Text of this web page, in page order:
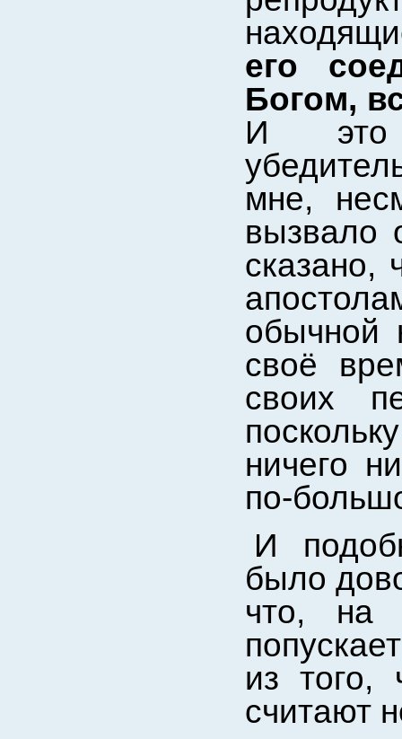
его
Богом,
И это
мне,
вызвало
сказано,
обычной
своё
своих
ничего
по-
И
было
что, на
из того,
считают